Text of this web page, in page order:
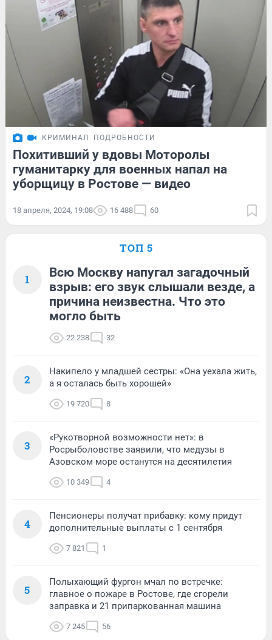
КРИМИНАЛ ПОДРОБНОСТИ
Похитивший у вдовы Моторолы
гуманитарку для военных напал на
уборщицу в Ростове — видео
18 апреля, 2024, 19:08 16 488 60
ТОП 5
1
Всю Москву напугал загадочный
взрыв: его звук слышали везде, а
причина неизвестна. Что это
могло быть
22 238 32
2
Накипело у младшей сестры: «Она уехала жить,
а я осталась быть хорошей»
19 720 8
3
«Рукотворной возможности нет»: в
Росрыболовстве заявили, что медузы в
Азовском море останутся на десятилетия
10 349 4
4
Пенсионеры получат прибавку: кому придут
дополнительные выплаты с 1 сентября
7 821 1
5
Полыхающий фургон мчал по встречке:
главное о пожаре в Ростове, где сгорели
заправка и 21 припаркованная машина
7 245 56